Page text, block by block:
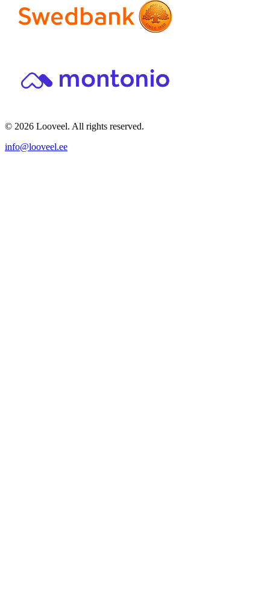
© 2026 Looveel. All rights reserved.
info@looveel.ee